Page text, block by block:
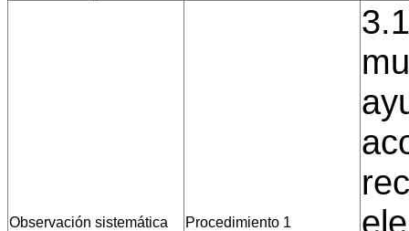
Observación sistemática Procedimiento 1